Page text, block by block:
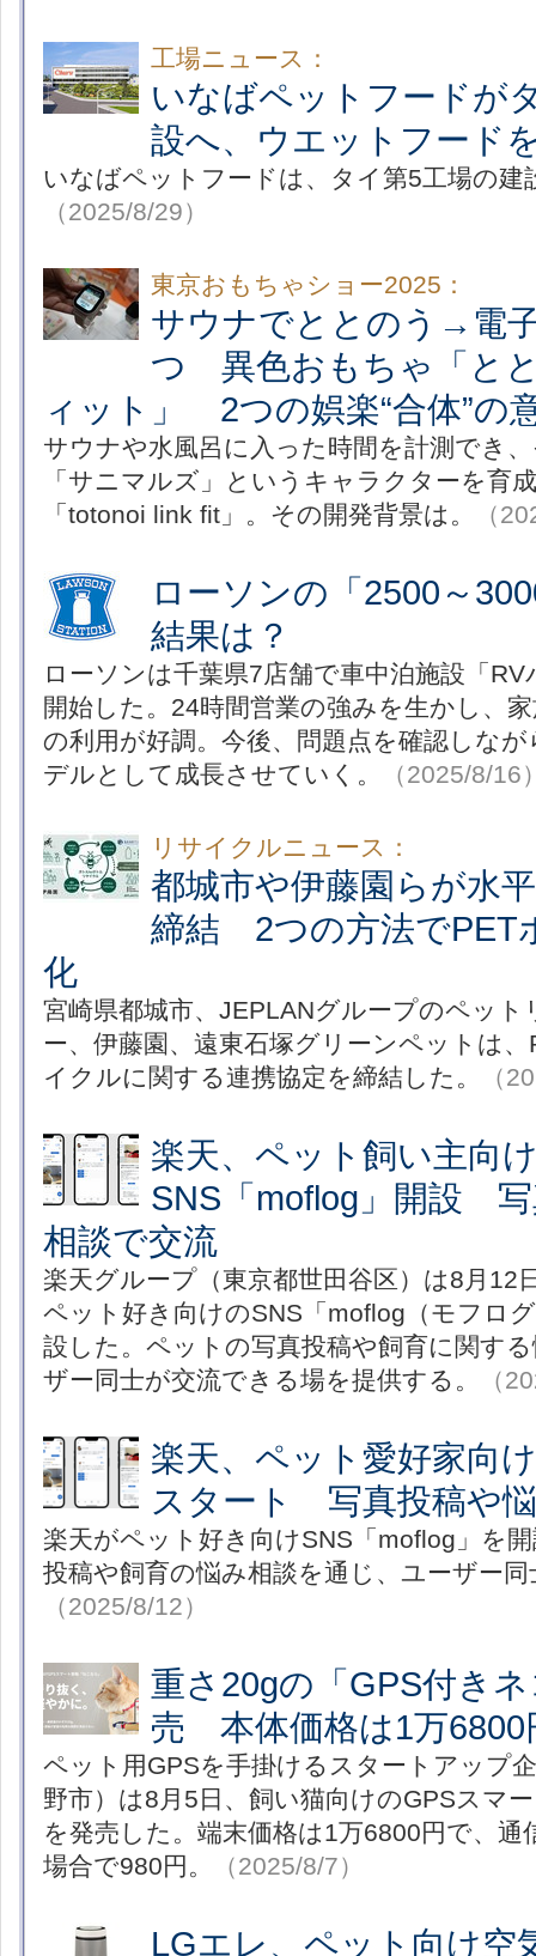
工場ニュース：
いなばペットフードが
設へ、ウエットフード
いなばペットフードは、タイ第5工場の建
（2025/8/29）
東京おもちゃショー2025：
サウナでととのう→電
つ 異色おもちゃ「と
ィット」 2つの娯楽“合体”の
サウナや水風呂に入った時間を計測でき
「サニマルズ」というキャラクターを育
「totonoi link fit」。その開発背景は。
（
ローソンの「2500～
結果は？
ローソンは千葉県7店舗で車中泊施設「
開始した。24時間営業の強みを生かし、
の利用が好調。今後、問題点を確認しな
デルとして成長させていく。
（2025/8/16
リサイクルニュース：
都城市や伊藤園らが水
締結 2つの方法でPET
化
宮崎県都城市、JEPLANグループのペッ
ー、伊藤園、遠東石塚グリーンペットは
イクルに関する連携協定を締結した。
（
楽天、ペット飼い主向
SNS「moflog」開設
相談で交流
楽天グループ（東京都世田谷区）は8月12
ペット好き向けのSNS「moflog（モフロ
設した。ペットの写真投稿や飼育に関す
ザー同士が交流できる場を提供する。
（
楽天、ペット愛好家向
スタート 写真投稿や
楽天がペット好き向けSNS「moflog」を
投稿や飼育の悩み相談を通じ、ユーザー
（2025/8/12）
重さ20gの「GPS付き
売 本体価格は1万6800
ペット用GPSを手掛けるスタートアップ
野市）は8月5日、飼い猫向けのGPSスマ
を発売した。端末価格は1万6800円で、通
場合で980円。
（2025/8/7）
LGエレ、ペット向け空